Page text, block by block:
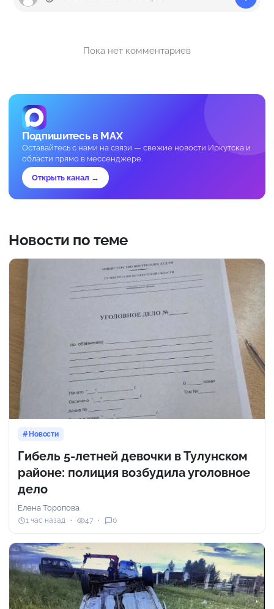
Пока нет комментариев
Подпишитесь в MAX
Оставайтесь с нами на связи — свежие новости Иркутска и
области прямо в мессенджере.
Открыть канал →
Новости по теме
Новости
Гибель 5-летней девочки в Тулунском
районе: полиция возбудила уголовное
дело
Елена Торопова
1 час назад 47 0